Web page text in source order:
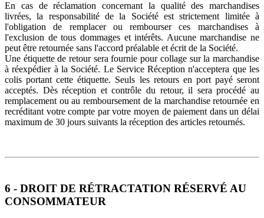
En cas de réclamation concernant la qualité des marchandises
livrées, la responsabilité de la Société est strictement limitée à
l'obligation de remplacer ou rembourser ces marchandises à
l'exclusion de tous dommages et intérêts. Aucune marchandise ne
peut être retournée sans l'accord préalable et écrit de la Société.
Une étiquette de retour sera fournie pour collage sur la marchandise
à réexpédier à la Société. Le Service Réception n'acceptera que les
colis portant cette étiquette. Seuls les retours en port payé seront
acceptés. Dès réception et contrôle du retour, il sera procédé au
remplacement ou au remboursement de la marchandise retournée en
recréditant votre compte par votre moyen de paiement dans un délai
maximum de 30 jours suivants la réception des articles retournés.
6 - DROIT DE RÉTRACTATION RÉSERVÉ AU
CONSOMMATEUR